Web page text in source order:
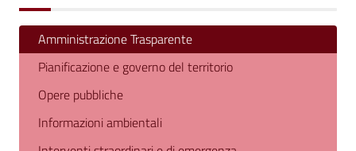
Amministrazione Trasparente
Pianificazione e governo del territorio
Opere pubbliche
Informazioni ambientali